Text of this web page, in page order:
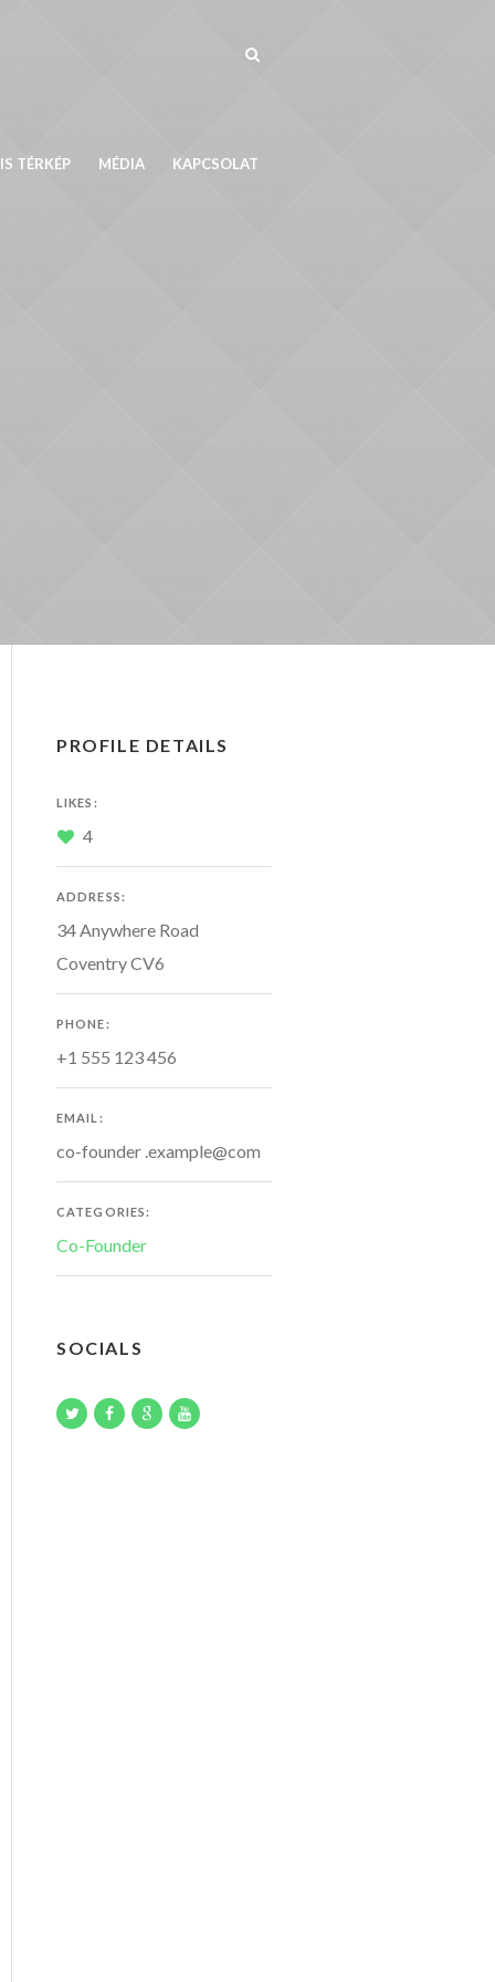
TÉRKÉP MÉDIA KAPCSOLAT
PROFILE DETAILS
LIKES:
4
ADDRESS:
34 Anywhere Road
Coventry CV6
PHONE:
+1 555 123 456
EMAIL:
co-founder .example@com
CATEGORIES:
Co-Founder
SOCIALS